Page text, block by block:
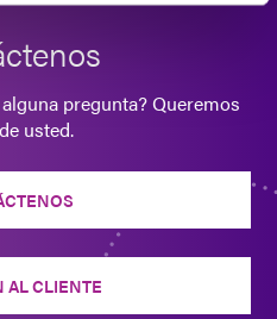
pregunta? Queremos
usted.
AL CLIENTE